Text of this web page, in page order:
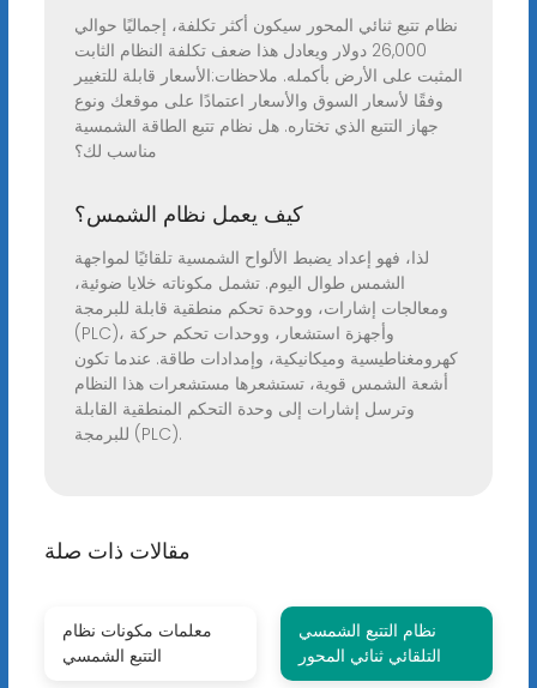
نظام تتبع ثنائي المحور سيكون أكثر تكلفة، إجماليًا حوالي
26,000 دولار ويعادل هذا ضعف تكلفة النظام الثابت
المثبت على الأرض بأكمله. ملاحظات:الأسعار قابلة للتغيير
وفقًا لأسعار السوق والأسعار اعتمادًا على موقعك ونوع
جهاز التتبع الذي تختاره. هل نظام تتبع الطاقة الشمسية
مناسب لك؟
كيف يعمل نظام الشمس؟
لذا، فهو إعداد يضبط الألواح الشمسية تلقائيًا لمواجهة
الشمس طوال اليوم. تشمل مكوناته خلايا ضوئية،
ومعالجات إشارات، ووحدة تحكم منطقية قابلة للبرمجة
(PLC)، وأجهزة استشعار، ووحدات تحكم حركة
كهرومغناطيسية وميكانيكية، وإمدادات طاقة. عندما تكون
أشعة الشمس قوية، تستشعرها مستشعرات هذا النظام
وترسل إشارات إلى وحدة التحكم المنطقية القابلة
للبرمجة (PLC).
مقالات ذات صلة
معلمات مكونات نظام
التتبع الشمسي
نظام التتبع الشمسي
التلقائي ثنائي المحور